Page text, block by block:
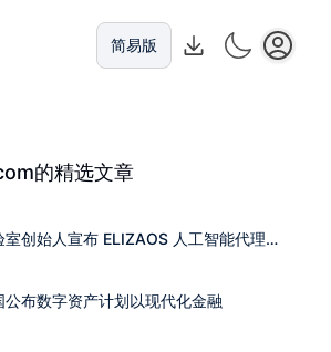
简易版
的精选文章
室创始人宣布 ELIZAOS 人工智能代理
公布数字资产计划以现代化金融